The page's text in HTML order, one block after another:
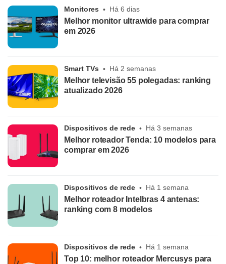
Monitores Há 6 dias
Melhor monitor ultrawide para comprar
em 2026
Smart TVs Há 2 semanas
Melhor televisão 55 polegadas: ranking
atualizado 2026
Dispositivos de rede Há 3 semanas
Melhor roteador Tenda: 10 modelos para
comprar em 2026
Dispositivos de rede Há 1 semana
Melhor roteador Intelbras 4 antenas:
ranking com 8 modelos
Dispositivos de rede Há 1 semana
Top 10: melhor roteador Mercusys para